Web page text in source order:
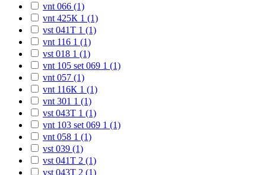
vnt 066 (1)
vnt 425К 1 (1)
vst 041T 1 (1)
vnt 116 1 (1)
vst 018 1 (1)
vnt 105 set 069 1 (1)
vnt 057 (1)
vnt 116К 1 (1)
vnt 301 1 (1)
vst 043T 1 (1)
vnt 103 set 069 1 (1)
vnt 058 1 (1)
vst 039 (1)
vst 041T 2 (1)
vst 043T 2 (1)